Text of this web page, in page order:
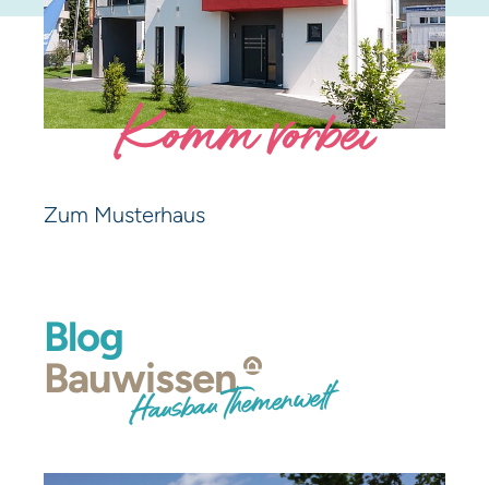
Komm vorbei
Zum Musterhaus
Blog
Bauwissen
Hausbau Themenwelt